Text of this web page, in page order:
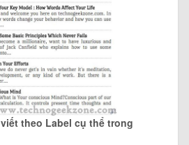
theo Label cụ thể trong